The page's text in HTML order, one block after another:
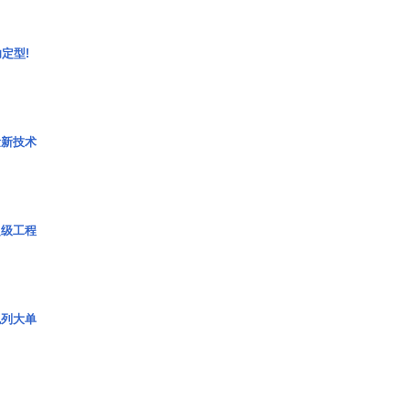
型!
技术
工程
大单